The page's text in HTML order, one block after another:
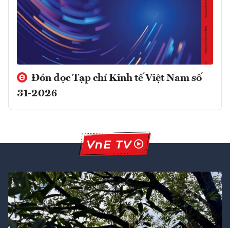
Đón đọc Tạp chí Kinh tế Việt Nam số
31-2026